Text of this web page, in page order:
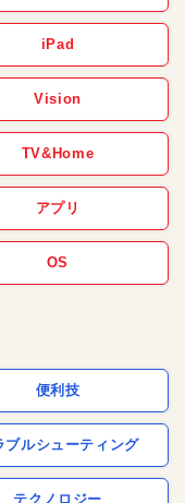
iPad
Vision
TV&Home
アプリ
OS
便利技
ブルシューティング
テクノロジー